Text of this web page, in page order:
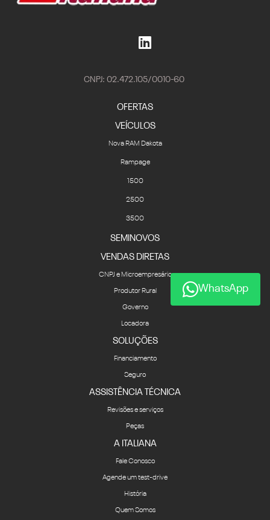
CNPJ: 02.472.105/0010-60
OFERTAS
VEÍCULOS
Nova RAM Dakota
Rampage
1500
2500
3500
SEMINOVOS
VENDAS DIRETAS
CNPJ e Microempresário
Produtor Rural
Governo
Locadora
SOLUÇÕES
Financiamento
Seguro
ASSISTÊNCIA TÉCNICA
Revisões e serviços
Peças
A ITALIANA
Fale Conosco
Agende um test-drive
História
Quem Somos
WhatsApp